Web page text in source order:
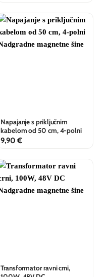
Napajanje s priključnim
kabelom od 50 cm, 4-polni
9,90 €
Transformator ravni crni,